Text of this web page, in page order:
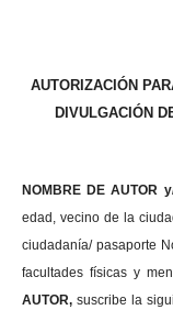
AUTORIZACIÓN
DIVULGACIÓN
NOMBRE DE AUTOR
edad, vecino de la
ciudadanía/
facultades físicas y
AUTOR,suscribe la